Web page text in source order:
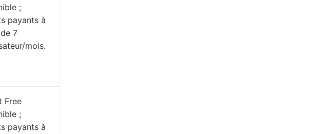
;
payants à
7
mois.
Free
;
payants à